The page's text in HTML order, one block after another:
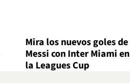
Mira los nuevos goles de
Messi con Inter Miami en
la Leagues Cup